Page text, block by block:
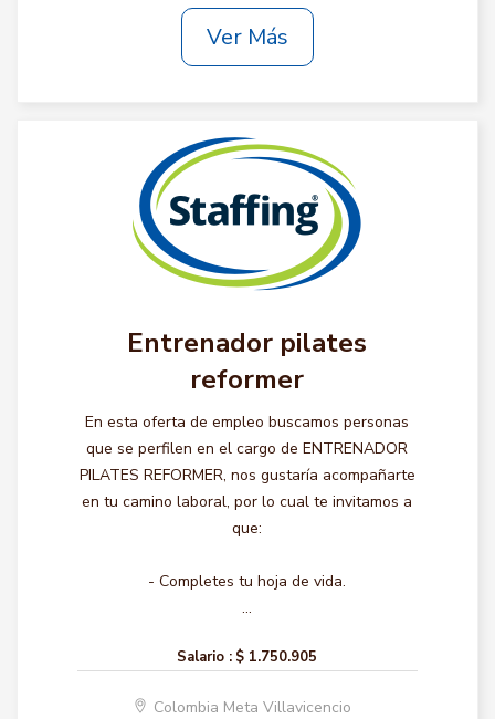
Ver Más
Entrenador pilates
reformer
En esta oferta de empleo buscamos personas
que se perfilen en el cargo de ENTRENADOR
PILATES REFORMER, nos gustaría acompañarte
en tu camino laboral, por lo cual te invitamos a
que:
- Completes tu hoja de vida.
...
Salario : $ 1.750.905
Colombia Meta Villavicencio